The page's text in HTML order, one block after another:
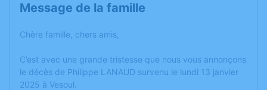
Message de la famille
Chère famille, chers amis,
C’est avec une grande tristesse que nous vous annonçons
le décès de Philippe LANAUD survenu le lundi 13 janvier
2025 à Vesoul.